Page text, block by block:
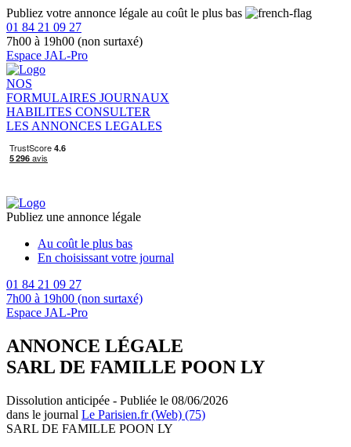
Publiez votre annonce légale au coût le plus bas
01 84 21 09 27
7h00 à 19h00 (non surtaxé)
Espace JAL-Pro
NOS
FORMULAIRES JOURNAUX
HABILITES CONSULTER
LES ANNONCES LEGALES
Publiez une annonce légale
Au coût le plus bas
En choisissant votre journal
01 84 21 09 27
7h00 à 19h00 (non surtaxé)
Espace JAL-Pro
ANNONCE LÉGALE
SARL DE FAMILLE POON LY
Dissolution anticipée - Publiée le 08/06/2026
dans le journal Le Parisien.fr (Web) (75)
SARL DE FAMILLE POON LY